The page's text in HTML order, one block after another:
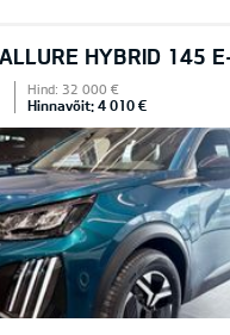
HYBRID 145
Hind: 32 000 €
Hinnavõit: 4 010 €